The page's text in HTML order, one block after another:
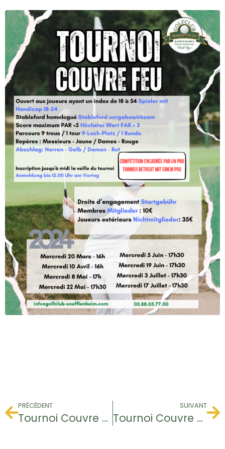
PRÉCÉDENT
Tournoi Couvre Feu
SUIVANT
Tournoi Couvre Feu